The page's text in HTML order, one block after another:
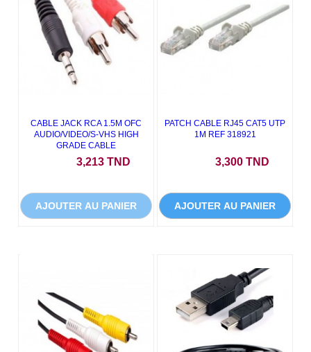
CABLE JACK RCA 1.5M OFC
AUDIO/VIDEO/S-VHS HIGH
GRADE CABLE
3,213 TND
AJOUTER AU PANIER
PATCH CABLE RJ45 CAT5 UTP
1M REF 318921
3,300 TND
AJOUTER AU PANIER